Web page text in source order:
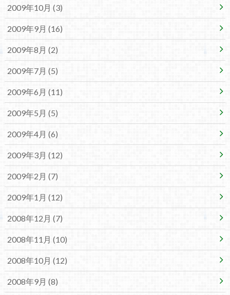
2009年10月 (3)
2009年9月 (16)
2009年8月 (2)
2009年7月 (5)
2009年6月 (11)
2009年5月 (5)
2009年4月 (6)
2009年3月 (12)
2009年2月 (7)
2009年1月 (12)
2008年12月 (7)
2008年11月 (10)
2008年10月 (12)
2008年9月 (8)